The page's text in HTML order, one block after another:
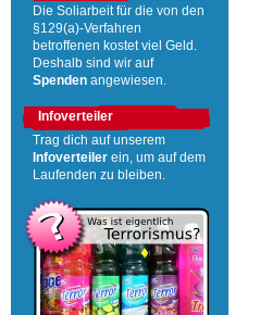
Die Soliarbeit für die von den
§129(a)-Verfahren
betroffenen kostet viel Geld.
Deshalb sind wir auf
Spenden angewiesen.
Infoverteiler
Trag dich auf unserem
Infoverteiler ein, um auf dem
Laufenden zu bleiben.